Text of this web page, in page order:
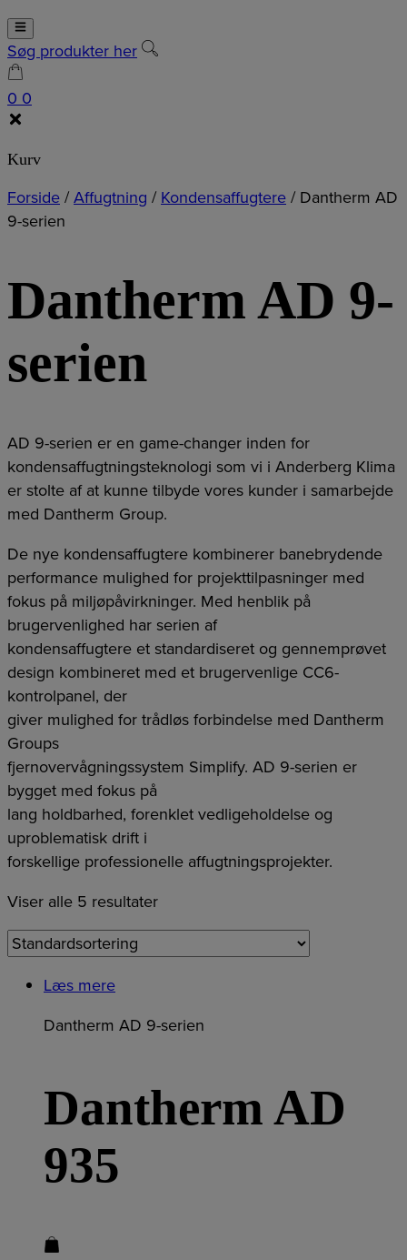
Søg produkter her
0 0
Kurv
Forside/Affugtning / Kondensaffugtere/ Dantherm AD
9-serien
Dantherm AD 9-
serien
AD 9-serien er en game-changer inden for
kondensaffugtningsteknologi som vi i Anderberg Klima
er stolte af at kunne tilbyde vores kunder i samarbejde
med Dantherm Group.
De nye kondensaffugtere kombinerer banebrydende
performance mulighed for projekttilpasninger med
fokus på miljøpåvirkninger. Med henblik på
brugervenlighed har serien af
kondensaffugtere et standardiseret og gennemprøvet
design kombineret med et brugervenlige CC6-
kontrolpanel, der
giver mulighed for trådløs forbindelse med Dantherm
Groups
fjernovervågningssystem Simplify. AD 9-serien er
bygget med fokus på
lang holdbarhed, forenklet vedligeholdelse og
uproblematisk drift i
forskellige professionelle affugtningsprojekter.
Viser alle 5 resultater
Læs mere
Dantherm AD 9-serien
Dantherm AD
935